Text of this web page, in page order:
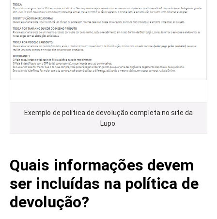
Exemplo de política de devolução completa no site da
Lupo.
Quais informações devem
ser incluídas na política de
devolução?